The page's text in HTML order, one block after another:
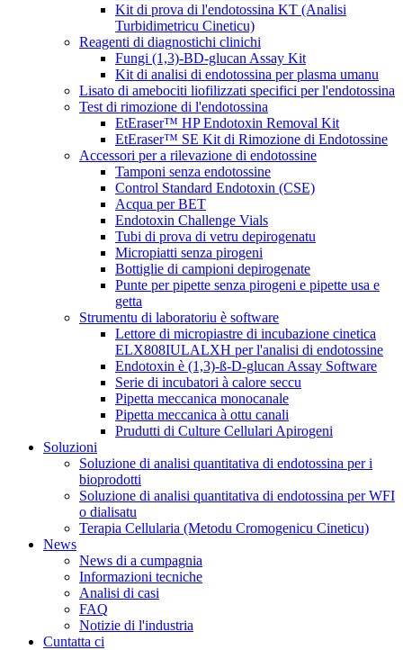
Kit di prova di l'endotossina KT (Analisi
Turbidimetricu Cineticu)
Reagenti di diagnostichi clinichi
Fungi (1,3)-BD-glucan Assay Kit
Kit di analisi di endotossina per plasma umanu
Lisato di amebociti liofilizzati specifici per l'endotossina
Test di rimozione di l'endotossina
EtEraser™ HP Endotoxin Removal Kit
EtEraser™ SE Kit di Rimozione di Endotossine
Accessori per a rilevazione di endotossine
Tamponi senza endotossine
Control Standard Endotoxin (CSE)
Acqua per BET
Endotoxin Challenge Vials
Tubi di prova di vetru depirogenatu
Micropiatti senza pirogeni
Bottiglie di campioni depirogenate
Punte per pipette senza pirogeni e pipette usa e
getta
Strumentu di laboratoriu è software
Lettore di micropiastre di incubazione cinetica
ELX808IULALXH per l'analisi di endotossine
Endotoxin è (1,3)-ß-D-glucan Assay Software
Serie di incubatori à calore seccu
Pipetta meccanica monocanale
Pipetta meccanica à ottu canali
Prudutti di Culture Cellulari Apirogeni
Soluzioni
Soluzione di analisi quantitativa di endotossina per i
bioprodotti
Soluzione di analisi quantitativa di endotossina per WFI
o dialisatu
Terapia Cellularia (Metodu Cromogenicu Cineticu)
News
News di a cumpagnia
Informazioni tecniche
Analisi di casi
FAQ
Notizie di l'industria
Cuntatta ci